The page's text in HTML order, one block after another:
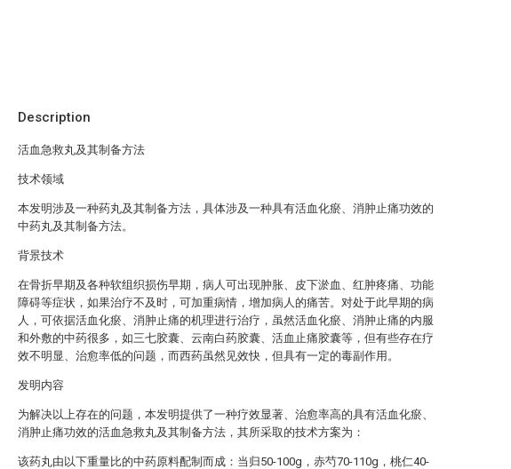
Description
活血急救丸及其制备方法
技术领域
本发明涉及一种药丸及其制备方法，具体涉及一种具有活血化瘀、消肿止痛功效的
中药丸及其制备方法。
背景技术
在骨折早期及各种软组织损伤早期，病人可出现肿胀、皮下淤血、红肿疼痛、功能
障碍等症状，如果治疗不及时，可加重病情，增加病人的痛苦。对处于此早期的病
人，可依据活血化瘀、消肿止痛的机理进行治疗，虽然活血化瘀、消肿止痛的内服
和外敷的中药很多，如三七胶囊、云南白药胶囊、活血止痛胶囊等，但有些存在疗
效不明显、治愈率低的问题，而西药虽然见效快，但具有一定的毒副作用。
发明内容
为解决以上存在的问题，本发明提供了一种疗效显著、治愈率高的具有活血化瘀、
消肿止痛功效的活血急救丸及其制备方法，其所采取的技术方案为：
该药丸由以下重量比的中药原料配制而成：当归50-100g，赤芍70-110g，桃仁40-